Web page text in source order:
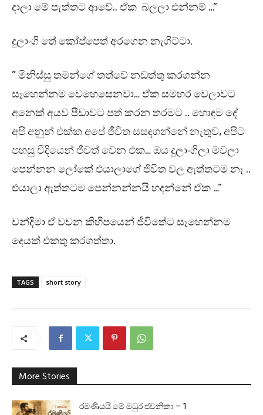
දාලා මේ පැත්තට ආවේ.. ඒක බලලා එන්නම් …”
දුලාංගි තේ කෝප්පෙත් අරගෙන නැගිට්ටා.
” මිනිස්සු තමන්ගේ තත්වේ නඩත්තු කරගන්න
සෑහෙන්නම වෙහෙසෙනවා… ඒක සමහර වෙලාවට
අනෙක් අයව පීඩාවට පත් කරන තරමට .. හොඳම දේ
අපි අනුන් එක්ක අපේ ජීවිත සසඳගන්නේ නැතුව, අපිට
පහසු විදියෙන් ජීවත් වෙන එක… ඔය දුලාංගිලා මවලා
පෙන්නන ලෝකේ එයාලාගේ ජිවිත වල ඇත්තටම නෑ ..
එයාලා ඇත්තටම පෙන්නන්නයි හදන්නේ ඒක …”
චන්දිමා ඒ වචන කිහිපයෙන් ජීවිතේට සෑහෙන්නම
දෙයක් එකතු කරගත්තා.
TAGS short story
More Stories
රමණීයයි මේ මධුර ජවනිකා – 1